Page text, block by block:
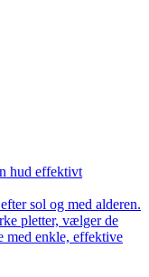
hud effektivt
sol og med alderen.
pletter, vælger de
med enkle, effektive